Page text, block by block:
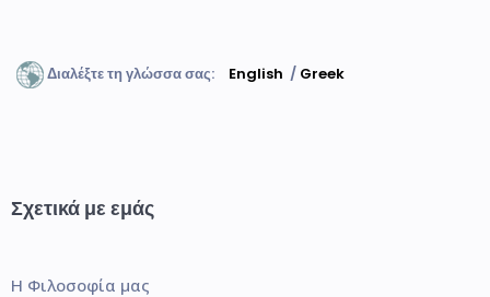
Διαλέξτε τη γλώσσα σας: English / Greek
Σχετικά με εμάς
Η Φιλοσοφία μας